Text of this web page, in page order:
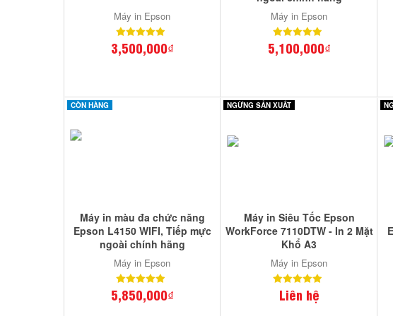
Máy in Epson
3,500,000₫
Máy in Epson
5,100,000₫
CÒN HÀNG
Máy in màu đa chức năng
Epson L4150 WIFI, Tiếp mực
ngoài chính hãng
Máy in Epson
5,850,000₫
NGỪNG SẢN XUẤT
Máy in Siêu Tốc Epson
WorkForce 7110DTW - In 2 Mặt
Khổ A3
Máy in Epson
Liên hệ